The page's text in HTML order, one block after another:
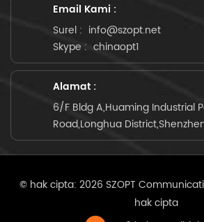
Email Kami :
Surel : info@szopt.net
Skype : chinaopt1
Alamat :
6/F Bldg A,Huaming Industrial
Road,Longhua
© hak cipta: 2026 SZOPT
hak cipta